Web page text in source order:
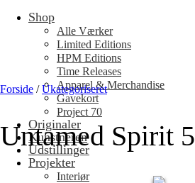
FortsætShop
Alle Værker
Limited Editions
HPM Editions
Time Releases
Apparel & Merchandise
Gavekort
Project 70
Originaler
Kunstneren
Udstillinger
Projekter
Interiør
Forside / Ukategoriseret
Untamed Spirit 5